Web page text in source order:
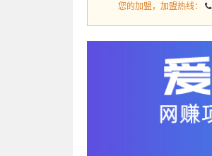
您的加盟，加盟热线：